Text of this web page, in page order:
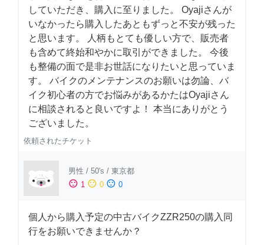
していただき、購入に至りました。 Oyajiさんが
いなかったら購入したあともずっと不安が残った
と思います。 人柄もとても優しい方で、販売者
も含めて終始和やかに取引ができました。 今後
も整備の面で是非お世話になりたいと思っていま
す。 バイクのメンテナンスのお願いは勿論、バ
イク初心者の方でお悩みがあるかたはOyajiさん
に相談されると良いですよ！ 本当にありがとう
ございました。
依頼されたチケット
男性 / 50's / 東京都
sentiment_satisfied 1 sentiment_neutral 0 sentiment_dissatisfied 0
個人から購入予定の中古バイクZZR250の購入同
行をお願いできませんか？